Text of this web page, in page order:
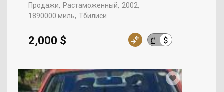
Продажи Растаможенный
2002
1890000 миль Тбилиси
₾ $
2,000 $